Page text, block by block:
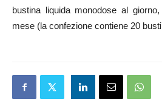
bustina liquida monodose al
mese (la confezione contiene 20